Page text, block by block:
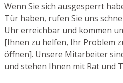
Wenn Sie sich ausgesperrt
Tür haben, rufen Sie uns
Uhr erreichbar und kommen
[Ihnen zu helfen, Ihr Problem
öffnen]. Unsere Mitarbeiter
und stehen Ihnen mit Rat und